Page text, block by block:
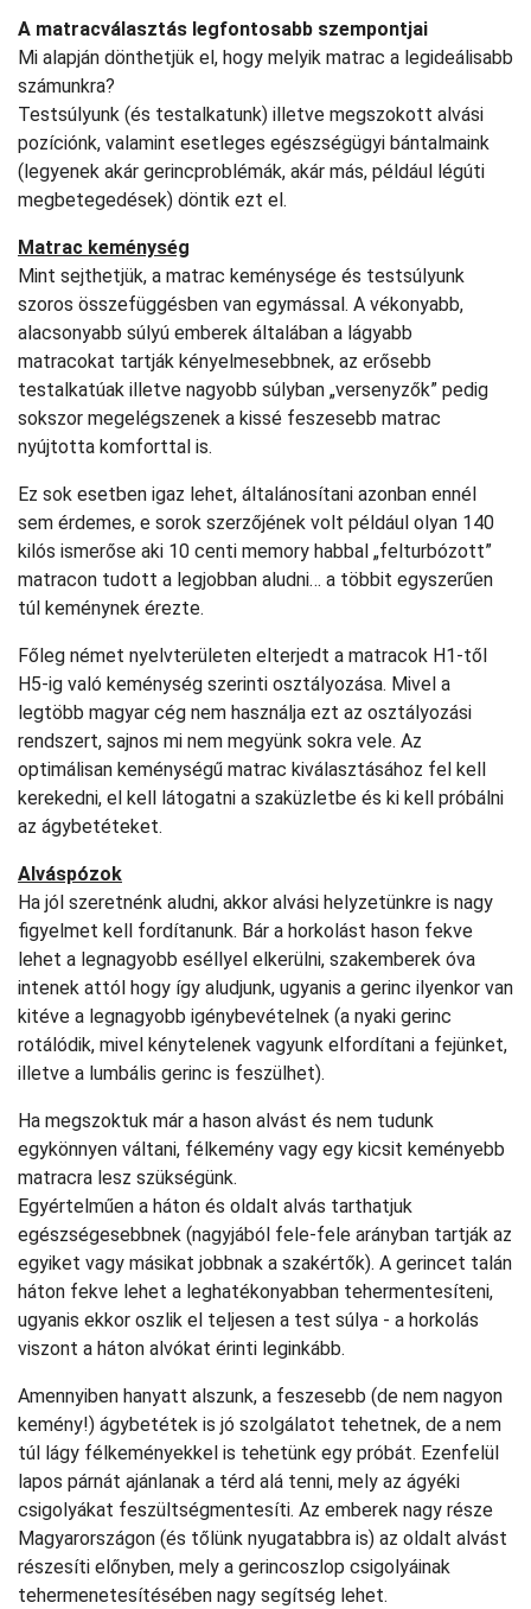
A matracválasztás legfontosabb szempontjai
Mi alapján dönthetjük el, hogy melyik matrac a legideálisabb
számunkra?
Testsúlyunk (és testalkatunk) illetve megszokott alvási
pozíciónk, valamint esetleges egészségügyi bántalmaink
(legyenek akár gerincproblémák, akár más, például légúti
megbetegedések) döntik ezt el.
Matrac keménység
Mint sejthetjük, a matrac keménysége és testsúlyunk
szoros összefüggésben van egymással. A vékonyabb,
alacsonyabb súlyú emberek általában a lágyabb
matracokat tartják kényelmesebbnek, az erősebb
testalkatúak illetve nagyobb súlyban „versenyzők” pedig
sokszor megelégszenek a kissé feszesebb matrac
nyújtotta komforttal is.
Ez sok esetben igaz lehet, általánosítani azonban ennél
sem érdemes, e sorok szerzőjének volt például olyan 140
kilós ismerőse aki 10 centi memory habbal „felturbózott”
matracon tudott a legjobban aludni… a többit egyszerűen
túl keménynek érezte.
Főleg német nyelvterületen elterjedt a matracok H1-től
H5-ig való keménység szerinti osztályozása. Mivel a
legtöbb magyar cég nem használja ezt az osztályozási
rendszert, sajnos mi nem megyünk sokra vele. Az
optimálisan keménységű matrac kiválasztásához fel kell
kerekedni, el kell látogatni a szaküzletbe és ki kell próbálni
az ágybetéteket.
Alváspózok
Ha jól szeretnénk aludni, akkor alvási helyzetünkre is nagy
figyelmet kell fordítanunk. Bár a horkolást hason fekve
lehet a legnagyobb eséllyel elkerülni, szakemberek óva
intenek attól hogy így aludjunk, ugyanis a gerinc ilyenkor van
kitéve a legnagyobb igénybevételnek (a nyaki gerinc
rotálódik, mivel kénytelenek vagyunk elfordítani a fejünket,
illetve a lumbális gerinc is feszülhet).
Ha megszoktuk már a hason alvást és nem tudunk
egykönnyen váltani, félkemény vagy egy kicsit keményebb
matracra lesz szükségünk.
Egyértelműen a háton és oldalt alvás tarthatjuk
egészségesebbnek (nagyjából fele-fele arányban tartják az
egyiket vagy másikat jobbnak a szakértők). A gerincet talán
háton fekve lehet a leghatékonyabban tehermentesíteni,
ugyanis ekkor oszlik el teljesen a test súlya - a horkolás
viszont a háton alvókat érinti leginkább.
Amennyiben hanyatt alszunk, a feszesebb (de nem nagyon
kemény!) ágybetétek is jó szolgálatot tehetnek, de a nem
túl lágy félkeményekkel is tehetünk egy próbát. Ezenfelül
lapos párnát ajánlanak a térd alá tenni, mely az ágyéki
csigolyákat feszültségmentesíti. Az emberek nagy része
Magyarországon (és tőlünk nyugatabbra is) az oldalt alvást
részesíti előnyben, mely a gerincoszlop csigolyáinak
tehermenetesítésében nagy segítség lehet.